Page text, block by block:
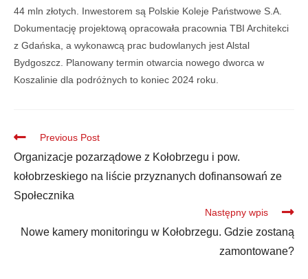
44 mln złotych. Inwestorem są Polskie Koleje Państwowe S.A.
Dokumentację projektową opracowała pracownia TBI Architekci
z Gdańska, a wykonawcą prac budowlanych jest Alstal
Bydgoszcz. Planowany termin otwarcia nowego dworca w
Koszalinie dla podróżnych to koniec 2024 roku.
Previous Post
Organizacje pozarządowe z Kołobrzegu i pow.
kołobrzeskiego na liście przyznanych dofinansowań ze
Społecznika
Następny wpis
Nowe kamery monitoringu w Kołobrzegu. Gdzie zostaną
zamontowane?